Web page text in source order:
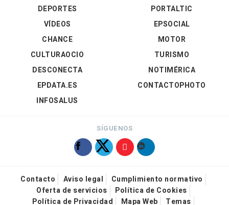
DEPORTES
VÍDEOS
PORTALTIC
EPSOCIAL
CHANCE
CULTURAOCIO
DESCONECTA
EPDATA.ES
INFOSALUS
MOTOR
TURISMO
NOTIMÉRICA
CONTACTOPHOTO
SÍGUENOS
Contacto Aviso legal
Cumplimiento normativo
Oferta de servicios
Política de Cookies
Política de Privacidad
Mapa Web Temas